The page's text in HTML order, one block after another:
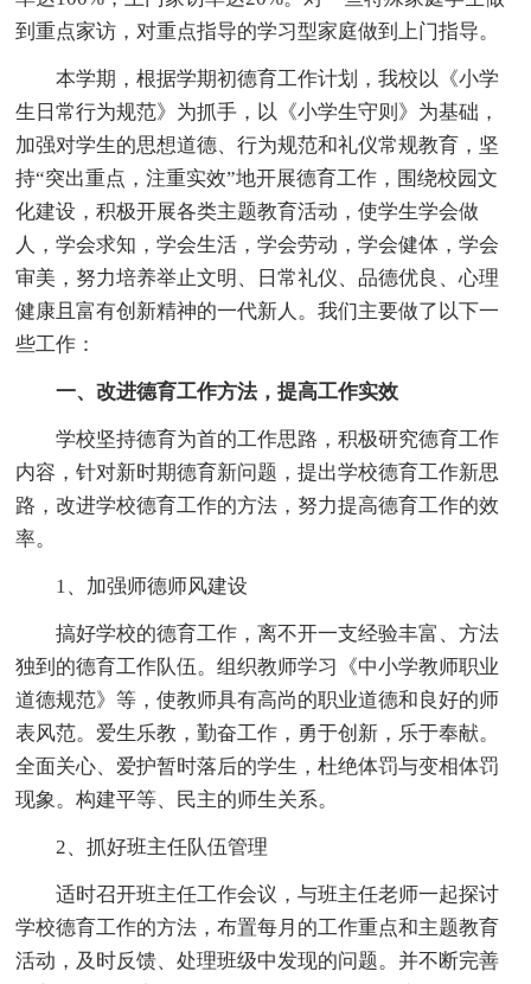
到重点家访，对重点指导的学习型家庭做到上门指导。
本学期，根据学期初德育工作计划，我校以《小学
生日常行为规范》为抓手，以《小学生守则》为基础，
加强对学生的思想道德、行为规范和礼仪常规教育，坚
持“突出重点，注重实效”地开展德育工作，围绕校园文
化建设，积极开展各类主题教育活动，使学生学会做
人，学会求知，学会生活，学会劳动，学会健体，学会
审美，努力培养举止文明、日常礼仪、品德优良、心理
健康且富有创新精神的一代新人。我们主要做了以下一
些工作：
一、改进德育工作方法，提高工作实效
学校坚持德育为首的工作思路，积极研究德育工作
内容，针对新时期德育新问题，提出学校德育工作新思
路，改进学校德育工作的方法，努力提高德育工作的效
率。
1、加强师德师风建设
搞好学校的德育工作，离不开一支经验丰富、方法
独到的德育工作队伍。组织教师学习《中小学教师职业
道德规范》等，使教师具有高尚的职业道德和良好的师
表风范。爱生乐教，勤奋工作，勇于创新，乐于奉献。
全面关心、爱护暂时落后的学生，杜绝体罚与变相体罚
现象。构建平等、民主的师生关系。
2、抓好班主任队伍管理
适时召开班主任工作会议，与班主任老师一起探讨
学校德育工作的方法，布置每月的工作重点和主题教育
活动，及时反馈、处理班级中发现的问题。并不断完善